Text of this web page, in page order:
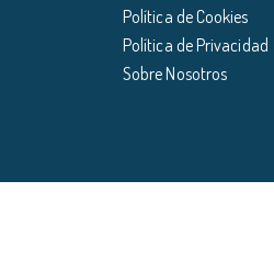
Política de Cookies
Política de Privacidad
Sobre Nosotros